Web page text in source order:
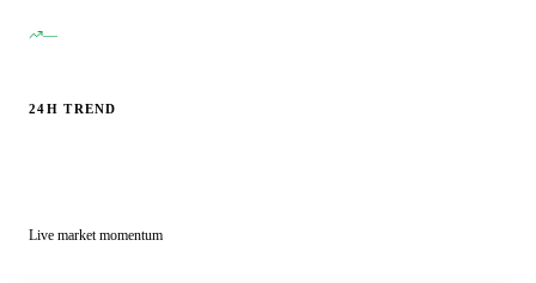
—
24H TREND
Live market momentum